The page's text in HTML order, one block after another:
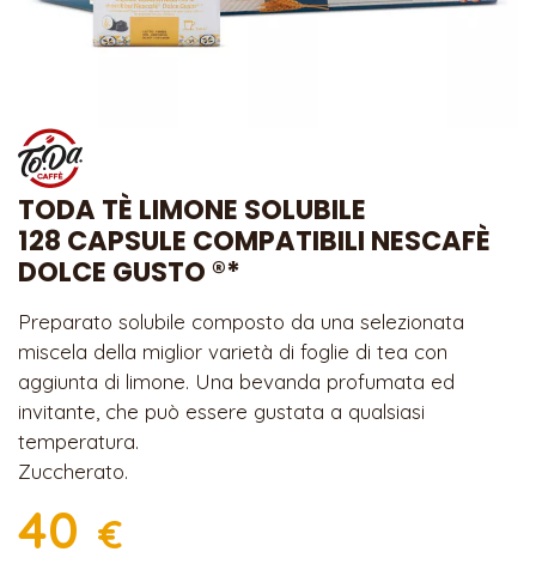
TODA TÈ LIMONE SOLUBILE
128 CAPSULE COMPATIBILI NESCAFÈ
DOLCE GUSTO ®*
Preparato solubile composto da una selezionata
miscela della miglior varietà di foglie di tea con
aggiunta di limone. Una bevanda profumata ed
invitante, che può essere gustata a qualsiasi
temperatura.
Zuccherato.
40 €